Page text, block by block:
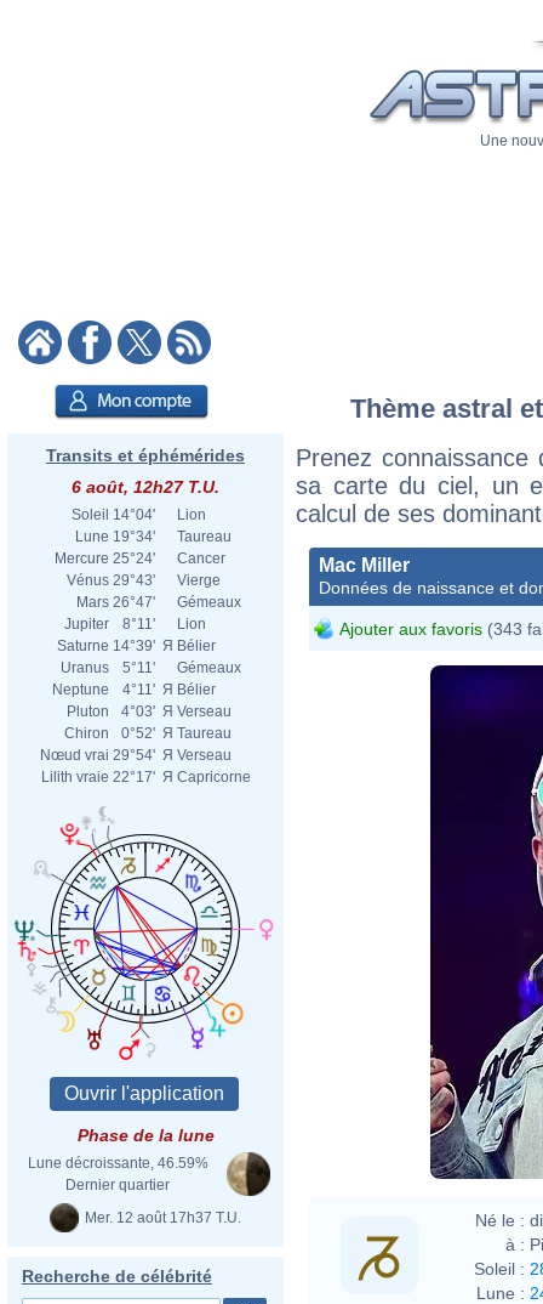
Une
Transits et éphémérides
6 août, 12h27 T.U.
Soleil 14°04'
Lion
Lune 19°34'
Taureau
Mercure 25°24'
Cancer
Vénus 29°43'
Vierge
Mars 26°47'
Gémeaux
Jupiter
8°11'
Lion
Saturne 14°39' Я Bélier
Uranus
5°11'
Gémeaux
Neptune
4°11' Я Bélier
Pluton
4°03' Я Verseau
Chiron
0°52' Я Taureau
Nœud vrai 29°54' Я Verseau
Lilith vraie 22°17' Я Capricorne
Phase de la lune
Lune décroissante, 46.59%
Dernier quartier
Mer. 12 août 17h37 T.U.
Recherche de célébrité
Thème astral
Prenez
sa carte du ciel, un
calcul de ses
Mac Miller
Données de naissance et
Ajouter aux favoris (343
Né le :
à :
Soleil :
Lune :